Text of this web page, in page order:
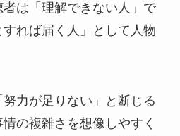
は「理解できない人」で
れば届く人」として人物
力が足りない」と断じる
の複雑さを想像しやすく